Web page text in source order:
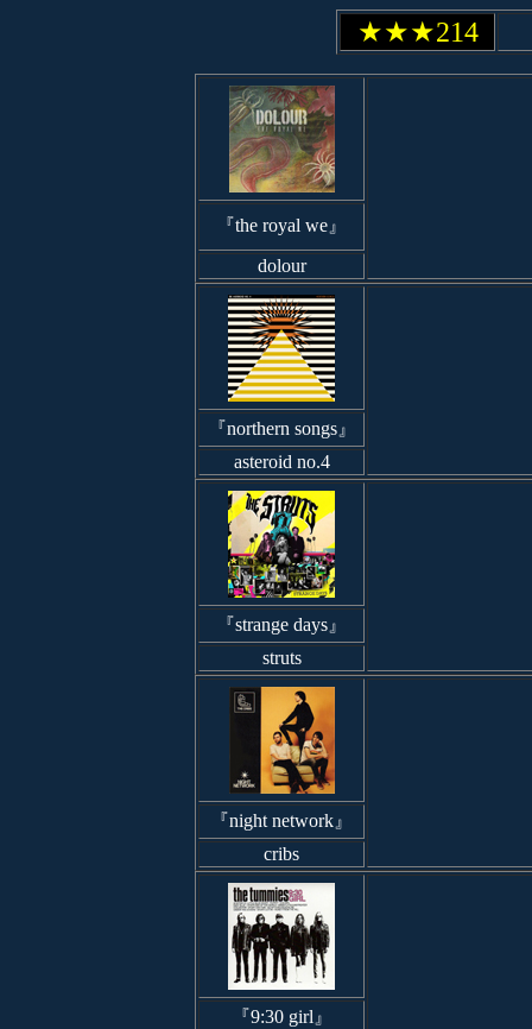
★★★214
『the royal we』
dolour
『northern songs』
asteroid no.4
『strange days』
struts
『night network』
cribs
『9:30 girl』